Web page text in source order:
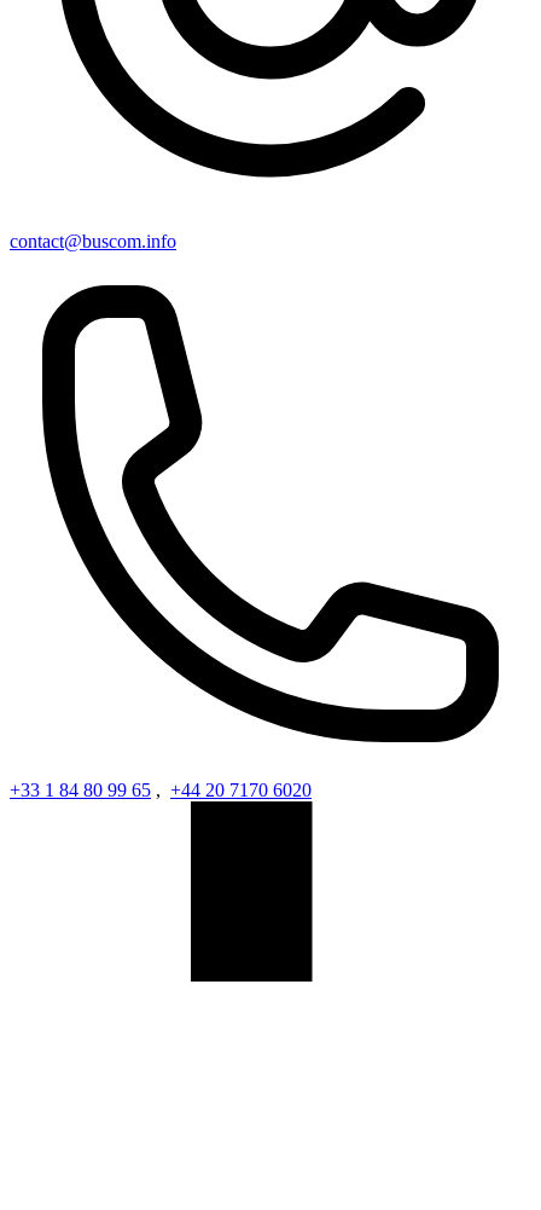
contact@buscom.info
+33 1 84 80 99 65 , +44 20 7170 6020